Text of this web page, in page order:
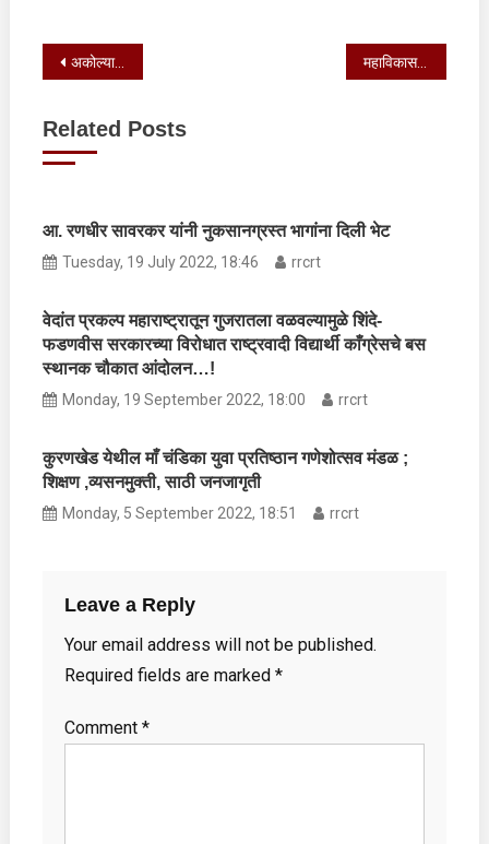
Post
अकोल्यात आज किती कोरोना रुग्ण ? महाविकासची दहा मते कुणाची फुटली ?आणि राज्यसभेची एक जागा….
Related Posts
आ. रणधीर सावरकर यांनी नुकसानग्रस्त भागांना दिली भेट
Tuesday, 19 July 2022, 18:46 rrcrt
वेदांत प्रकल्प महाराष्ट्रातून गुजरातला वळवल्यामुळे शिंदे-
फडणवीस सरकारच्या विरोधात राष्ट्रवादी विद्यार्थी काँग्रेसचे बस
स्थानक चौकात आंदोलन…!
Monday, 19 September 2022, 18:00 rrcrt
कुरणखेड येथील माँ चंडिका युवा प्रतिष्ठान गणेशोत्सव मंडळ ;
शिक्षण ,व्यसनमुक्ती, साठी जनजागृती
Monday, 5 September 2022, 18:51 rrcrt
Leave a Reply
Your email address will not be published.
Required fields are marked *
Comment *